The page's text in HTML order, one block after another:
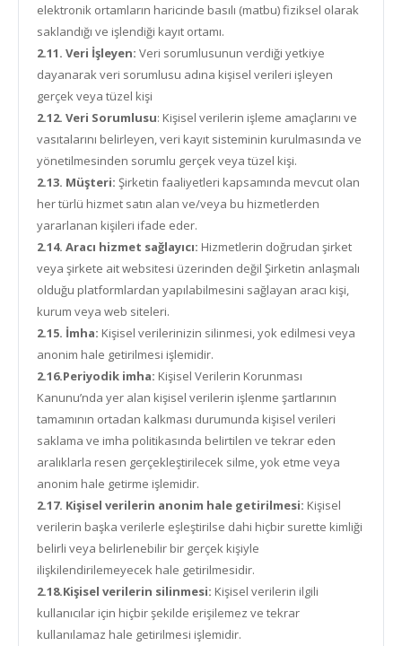
elektronik ortamların haricinde basılı (matbu) fiziksel olarak
saklandığı ve işlendiği kayıt ortamı.
2.11. Veri İşleyen: Veri sorumlusunun verdiği yetkiye
dayanarak veri sorumlusu adına kişisel verileri işleyen
gerçek veya tüzel kişi
2.12. Veri Sorumlusu: Kişisel verilerin işleme amaçlarını ve
vasıtalarını belirleyen, veri kayıt sisteminin kurulmasında ve
yönetilmesinden sorumlu gerçek veya tüzel kişi.
2.13. Müşteri: Şirketin faaliyetleri kapsamında mevcut olan
her türlü hizmet satın alan ve/veya bu hizmetlerden
yararlanan kişileri ifade eder.
2.14. Aracı hizmet sağlayıcı: Hizmetlerin doğrudan şirket
veya şirkete ait websitesi üzerinden değil Şirketin anlaşmalı
olduğu platformlardan yapılabilmesini sağlayan aracı kişi,
kurum veya web siteleri.
2.15. İmha: Kişisel verilerinizin silinmesi, yok edilmesi veya
anonim hale getirilmesi işlemidir.
2.16.Periyodik imha: Kişisel Verilerin Korunması
Kanunu’nda yer alan kişisel verilerin işlenme şartlarının
tamamının ortadan kalkması durumunda kişisel verileri
saklama ve imha politikasında belirtilen ve tekrar eden
aralıklarla resen gerçekleştirilecek silme, yok etme veya
anonim hale getirme işlemidir.
2.17. Kişisel verilerin anonim hale getirilmesi: Kişisel
verilerin başka verilerle eşleştirilse dahi hiçbir surette kimliği
belirli veya belirlenebilir bir gerçek kişiyle
ilişkilendirilemeyecek hale getirilmesidir.
2.18.Kişisel verilerin silinmesi: Kişisel verilerin ilgili
kullanıcılar için hiçbir şekilde erişilemez ve tekrar
kullanılamaz hale getirilmesi işlemidir.